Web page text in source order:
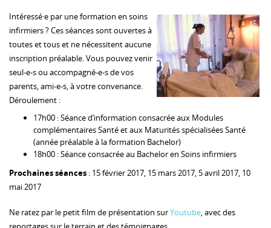
Intéressé·e par une formation en soins
infirmiers ? Ces séances sont ouvertes à
toutes et tous et ne nécessitent aucune
inscription préalable. Vous pouvez venir
seul-e-s ou accompagné-e-s de vos
parents, ami-e-s, à votre convenance.
Déroulement :
17h00 : Séance d’information consacrée aux Modules
complémentaires Santé et aux Maturités spécialisées Santé
(année préalable à la formation Bachelor)
18h00 : Séance consacrée au Bachelor en Soins infirmiers
Prochaines séances : 15 février 2017, 15 mars 2017, 5 avril 2017, 10
mai 2017
Ne ratez par le petit film de présentation surYoutube, avec des